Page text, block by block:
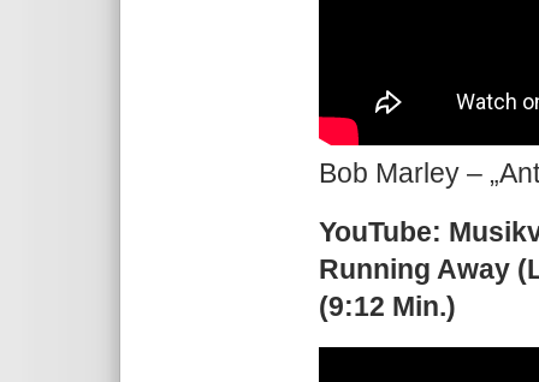
Bob Marley –
YouTube:
Running Away
(9:12 Min.)